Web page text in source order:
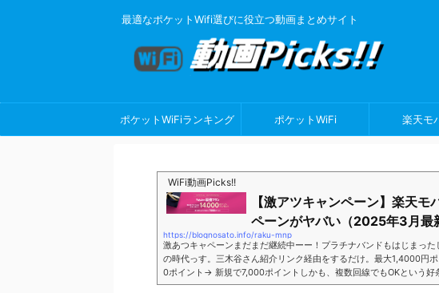
最適なポケットWifi選びに役立つ動画まとめサイト
ポケットWiFiランキング ポケットWiFi 楽天モ
WiFi動画Picks!!
【激アツキャンペーン】楽天
ペーンがヤバい（2025年3月最
https://blognosato.info/raku-mnp
激あつキャペーンまだまだ継続中ーー！プラチナバンドもはじまっ
の時代っす。三木谷さん紹介リンク経由をするだけ。最大1,4000円
0ポイント→ 新規で7,000ポイントしかも、複数回線でもOKという好
ペーン＼激熱の三木谷さんキャンペーン／2回線目以降でもOK再契